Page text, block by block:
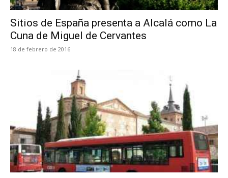
Sitios de España presenta a Alcalá como La
Cuna de Miguel de Cervantes
18 de febrero de 2016